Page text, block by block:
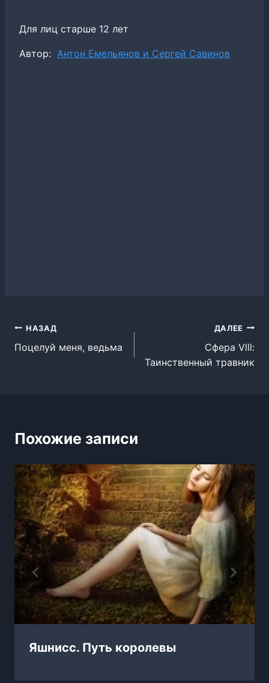
Для лиц старше 12 лет
Метки
Автор: Антон Емельянов и Сергей Савинов
Навигация
по
НАЗАД
Поцелуй меня, ведьма
ДАЛЕЕ
Сфера Vlll:
Таинственный травник
Похожие записи
Яшнисс. Путь королевы